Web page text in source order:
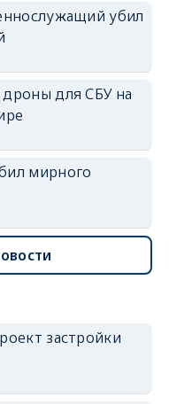
убил
для СБУ на
мирного
застройки